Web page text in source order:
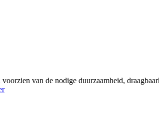
van de nodige duurzaamheid,
Acer